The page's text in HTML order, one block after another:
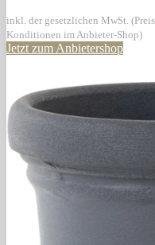
inkl. der gesetzlichen MwSt.
Konditionen im Anbieter-Shop)
Jetzt zum Anbietershop